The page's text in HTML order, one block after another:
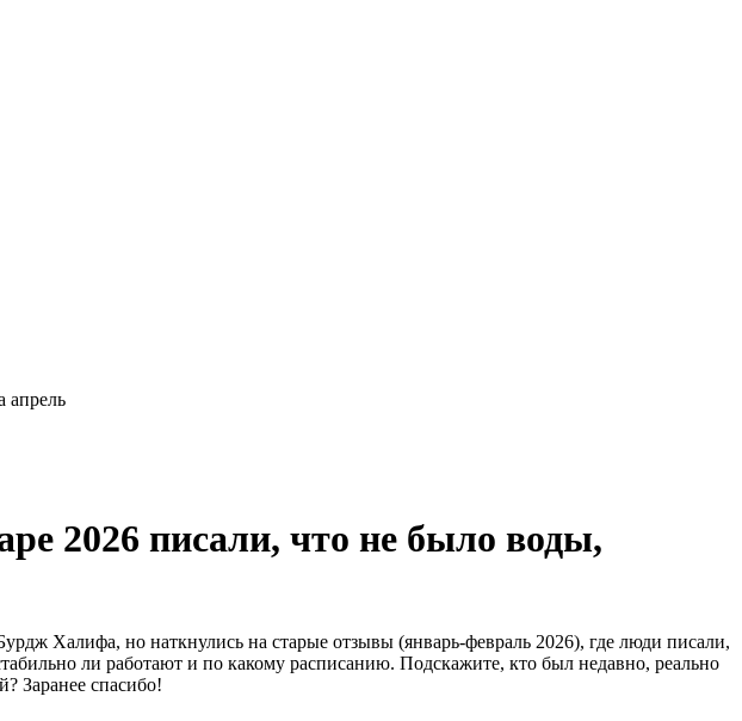
апрель
2026 писали, что не было воды,
Халифа, но наткнулись на старые отзывы (январь-февраль 2026), где люди писали,
ли работают и по какому расписанию. Подскажите, кто был недавно, реально
Заранее спасибо!